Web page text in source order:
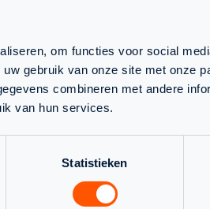
om functies voor social
gebruik van onze site met onze
combineren met andere
van hun services.
Statistieken